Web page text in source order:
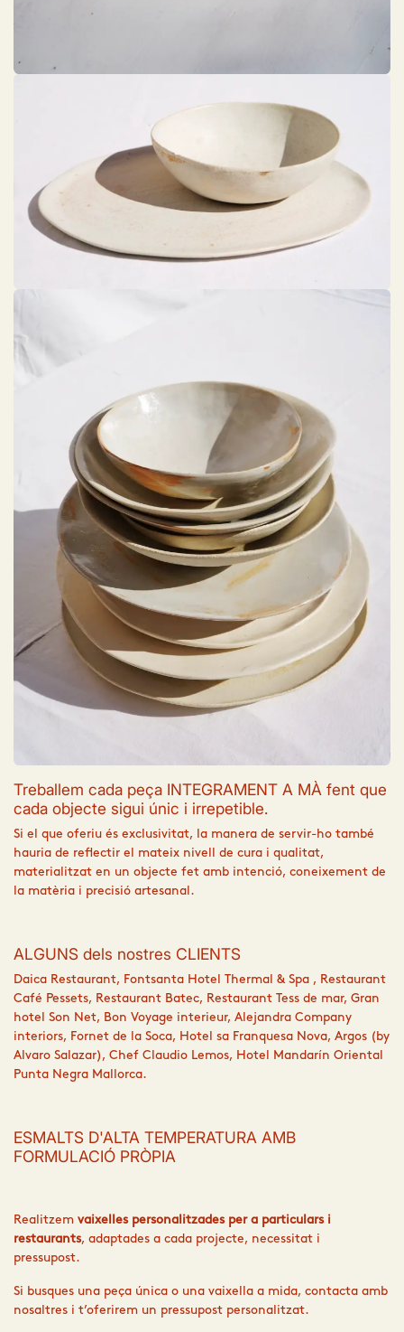
Treballem cada peça INTEGRAMENT A MÀ fent que
cada objecte sigui únic i irrepetible.​
Si el que oferiu és exclusivitat, la manera de servir-ho també
hauria de reflectir el mateix nivell de cura i qualitat,
materialitzat en un objecte fet amb intenció, coneixement de
la matèria i precisió artesanal.
ALGUNS dels nostres CLIENTS
Daica Restaurant, Fontsanta Hotel Thermal & Spa , Restaurant
Café Pessets, Restaurant Batec, Restaurant Tess de mar, Gran
hotel Son Net, Bon Voyage interieur, Alejandra Company
interiors, Fornet de la Soca, Hotel sa Franquesa Nova, Argos (by
Alvaro Salazar), Chef Claudio Lemos, Hotel Mandarín Oriental
Punta Negra Mallorca.
ESMALTS D'ALTA TEMPERATURA AMB
FORMULACIÓ PRÒPIA
Realitzem vaixelles personalitzades per a particulars i
restaurants, adaptades a cada projecte, necessitat i
pressupost.
Si busques una peça única o una vaixella a mida, contacta amb
nosaltres i t’oferirem un pressupost personalitzat.